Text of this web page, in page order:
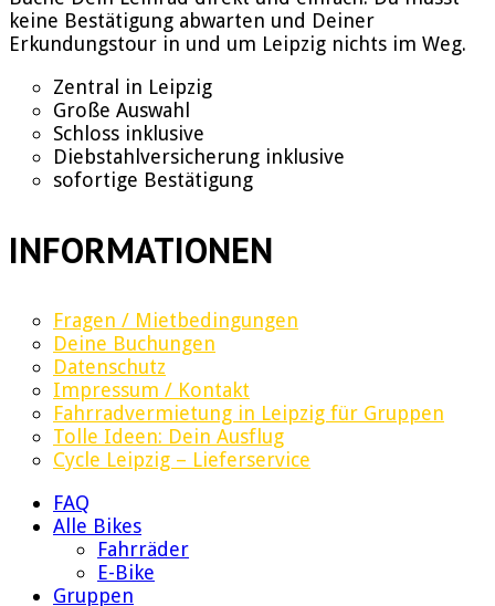
keine Bestätigung abwarten und Deiner
Erkundungstour in und um Leipzig nichts im Weg.
Zentral in Leipzig
Große Auswahl
Schloss inklusive
Diebstahlversicherung inklusive
sofortige Bestätigung
INFORMATIONEN
Fragen / Mietbedingungen
Deine Buchungen
Datenschutz
Impressum / Kontakt
Fahrradvermietung in Leipzig für Gruppen
Tolle Ideen: Dein Ausflug
Cycle Leipzig – Lieferservice
FAQ
Alle Bikes
Fahrräder
E-Bike
Gruppen